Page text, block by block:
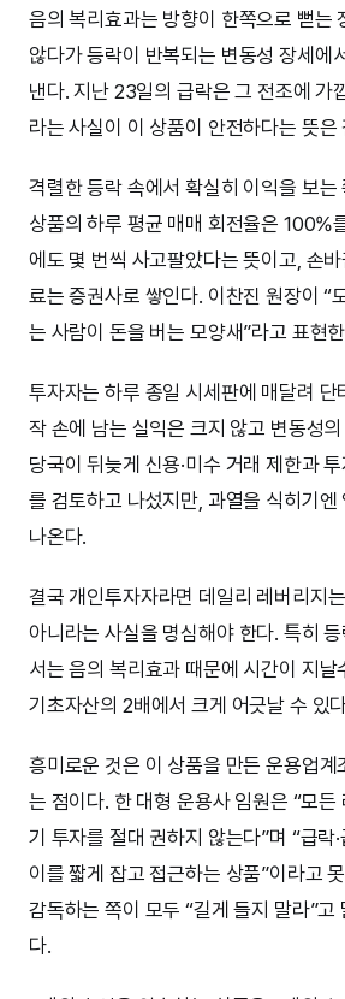
음의 복리효과는 방향이 한쪽으로 뻗는
않다가 등락이 반복되는 변동성 장세에
낸다. 지난 23일의 급락은 그 전조에 가
라는 사실이 이 상품이 안전하다는 뜻은
격렬한 등락 속에서 확실히 이익을 보는
상품의 하루 평균 매매 회전율은 100%
에도 몇 번씩 사고팔았다는 뜻이고, 손
료는 증권사로 쌓인다. 이찬진 원장이 “
는 사람이 돈을 버는 모양새”라고 표현
투자자는 하루 종일 시세판에 매달려 단
작 손에 남는 실익은 크지 않고 변동성
당국이 뒤늦게 신용·미수 거래 제한과
를 검토하고 나섰지만, 과열을 식히기엔
나온다.
결국 개인투자자라면 데일리 레버리지
아니라는 사실을 명심해야 한다. 특히 등
서는 음의 복리효과 때문에 시간이 지날
기초자산의 2배에서 크게 어긋날 수 있
흥미로운 것은 이 상품을 만든 운용업계
는 점이다. 한 대형 운용사 임원은 “모든
기 투자를 절대 권하지 않는다”며 “급락
이를 짧게 잡고 접근하는 상품”이라고
감독하는 쪽이 모두 “길게 들지 말라”고
다.